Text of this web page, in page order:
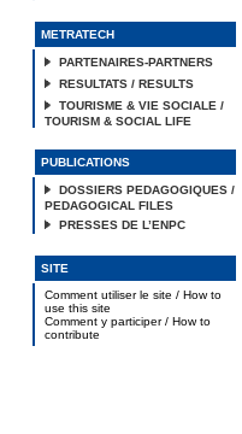
METRATECH
PARTENAIRES-PARTNERS
RESULTATS / RESULTS
TOURISME & VIE SOCIALE /
TOURISM & SOCIAL LIFE
PUBLICATIONS
DOSSIERS PEDAGOGIQUES /
PEDAGOGICAL FILES
PRESSES DE L’ENPC
SITE
Comment utiliser le site / How to
use this site
Comment y participer / How to
contribute